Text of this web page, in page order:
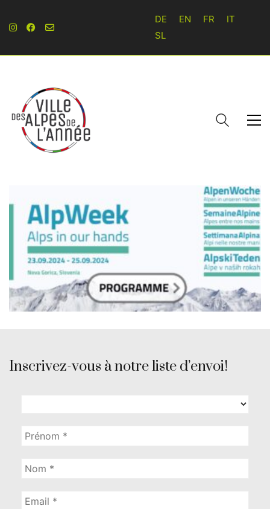
DE EN FR
IT
SL
Inscrivez-vous à notre liste d’envoi!